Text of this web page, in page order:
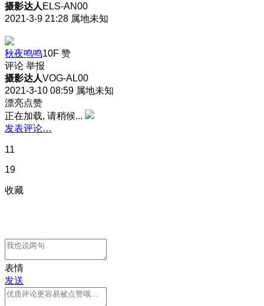
摄影达人 ELS-AN00
2021-3-9 21:28 属地未知
秋夜鸣鸣10F 赞
评论 举报
摄影达人VOG-AL00
2021-3-10 08:59 属地未知
漂亮点赞
正在加载, 请稍候...
发表评论…
11
19
收藏
表情
发送